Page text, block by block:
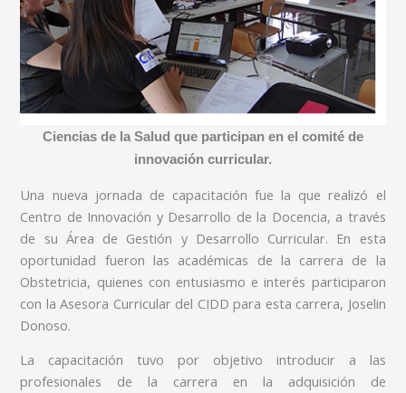
Ciencias de la Salud que participan en el comité de
innovación curricular.
Una nueva jornada de capacitación fue la que realizó el
Centro de Innovación y Desarrollo de la Docencia, a través
de su Área de Gestión y Desarrollo Curricular. En esta
oportunidad fueron las académicas de la carrera de la
Obstetricia, quienes con entusiasmo e interés participaron
con la Asesora Curricular del CIDD para esta carrera, Joselin
Donoso.
La capacitación tuvo por objetivo introducir a las
profesionales de la carrera en la adquisición de